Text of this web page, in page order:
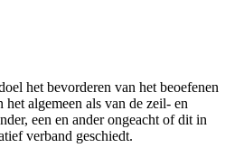
het bevorderen van het beoefenen
algemeen als van de zeil- en
een en ander ongeacht of dit in
verband geschiedt.